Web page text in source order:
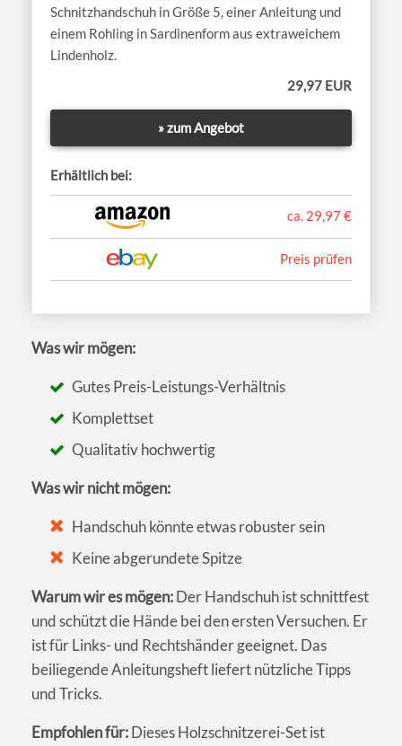
Schnitzhandschuh in Größe 5, einer Anleitung und
einem Rohling in Sardinenform aus extraweichem
Lindenholz.
29,97 EUR
» zum Angebot
Erhältlich bei:
ca. 29,97 €
Preis prüfen
Was wir mögen:
Gutes Preis-Leistungs-Verhältnis
Komplettset
Qualitativ hochwertig
Was wir nicht mögen:
Handschuh könnte etwas robuster sein
Keine abgerundete Spitze
Warum wir es mögen:Der Handschuh ist schnittfest
und schützt die Hände bei den ersten Versuchen. Er
ist für Links- und Rechtshänder geeignet. Das
beiliegende Anleitungsheft liefert nützliche Tipps
und Tricks.
Empfohlen für:Dieses Holzschnitzerei-Set ist